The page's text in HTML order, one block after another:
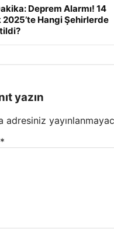
Deprem Alarmı! 14
2025’te Hangi Şehirlerde
yazın
adresiniz
*